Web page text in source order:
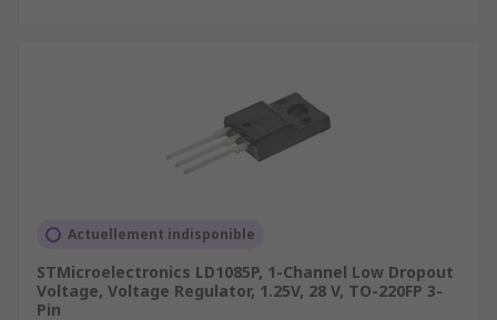
Actuellement indisponible
STMicroelectronics LD1085P, 1-Channel Low Dropout
Voltage, Voltage Regulator, 1.25V, 28 V, TO-220FP 3-
Pin